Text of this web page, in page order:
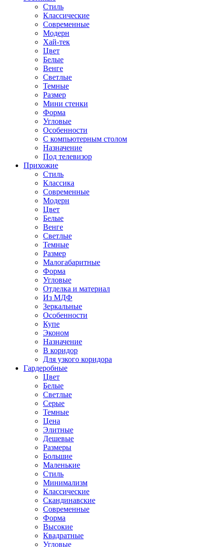
Стиль
Классические
Современные
Модерн
Хай-тек
Цвет
Белые
Венге
Светлые
Темные
Размер
Мини стенки
Форма
Угловые
Особенности
С компьютерным столом
Назначение
Под телевизор
Прихожие
Стиль
Классика
Современные
Модерн
Цвет
Белые
Венге
Светлые
Темные
Размер
Малогабаритные
Форма
Угловые
Отделка и материал
Из МДФ
Зеркальные
Особенности
Купе
Эконом
Назначение
В коридор
Для узкого коридора
Гардеробные
Цвет
Белые
Светлые
Серые
Темные
Цена
Элитные
Дешевые
Размеры
Большие
Маленькие
Стиль
Минимализм
Классические
Скандинавские
Современные
Форма
Высокие
Квадратные
Угловые